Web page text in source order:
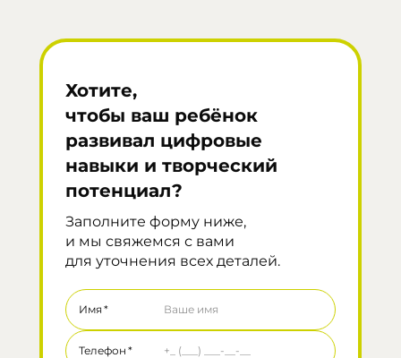
Хотите,
чтобы ваш ребёнок
развивал цифровые
навыки и творческий
потенциал?
Заполните форму ниже,
и мы свяжемся с вами
для уточнения всех деталей.
Имя *
Телефон *